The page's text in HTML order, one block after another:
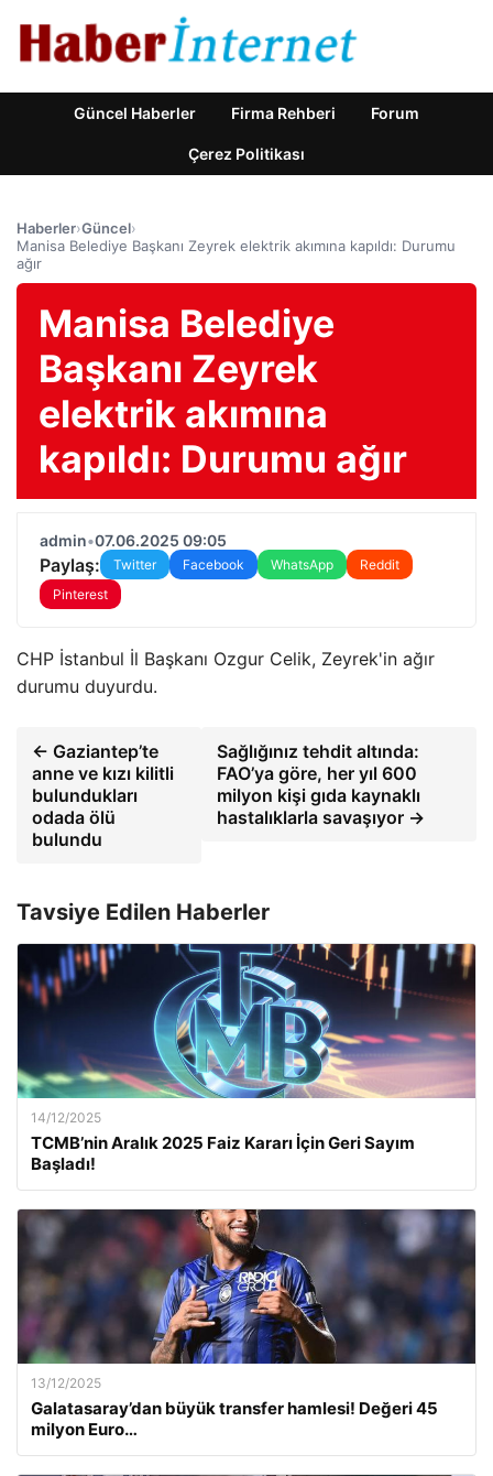
Güncel Haberler Firma Rehberi Forum
Çerez Politikası
Haberler›Güncel›
Manisa Belediye Başkanı Zeyrek elektrik akımına kapıldı: Durumu
ağır
Manisa Belediye
Başkanı Zeyrek
elektrik akımına
kapıldı: Durumu ağır
admin•07.06.2025 09:05
Paylaş: Twitter Facebook WhatsApp
Reddit
Pinterest
CHP İstanbul İl Başkanı Ozgur Celik, Zeyrek'in ağır
durumu duyurdu.
← Gaziantep’te
anne ve kızı kilitli
bulundukları
odada ölü
bulundu
Sağlığınız tehdit altında:
FAO’ya göre, her yıl 600
milyon kişi gıda kaynaklı
hastalıklarla savaşıyor →
Tavsiye Edilen Haberler
14/12/2025
TCMB’nin Aralık 2025 Faiz Kararı İçin Geri Sayım
Başladı!
13/12/2025
Galatasaray’dan büyük transfer hamlesi! Değeri 45
milyon Euro…